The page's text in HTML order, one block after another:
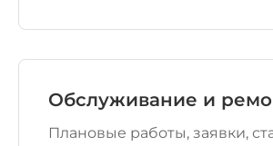
Обслуживание и
Плановые работы, заявки,